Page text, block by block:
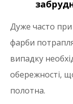
Дуже часто при
фарби
випадку
обережності,
полотна.